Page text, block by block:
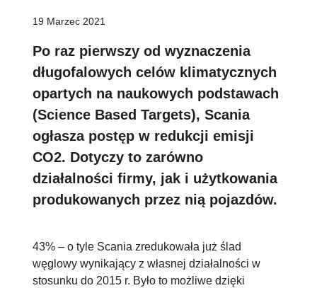
19 Marzec 2021
Po raz pierwszy od wyznaczenia
długofalowych celów klimatycznych
opartych na naukowych podstawach
(Science Based Targets), Scania
ogłasza postęp w redukcji emisji
CO2. Dotyczy to zarówno
działalności firmy, jak i użytkowania
produkowanych przez nią pojazdów.
43% – o tyle Scania zredukowała już ślad
węglowy wynikający z własnej działalności w
stosunku do 2015 r. Było to możliwe dzięki